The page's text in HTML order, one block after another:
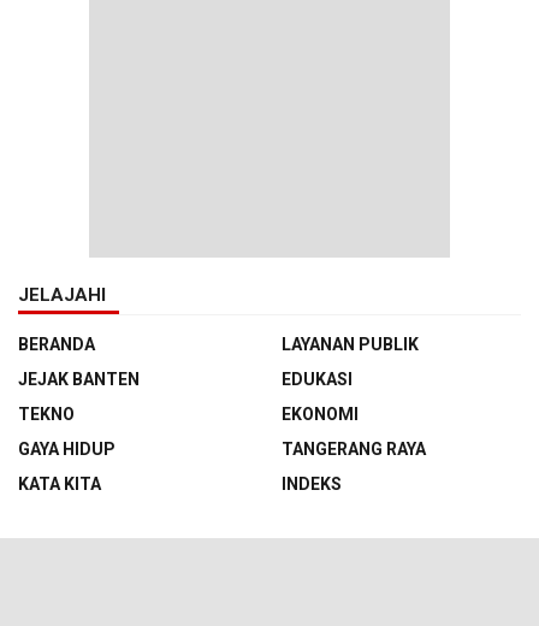
JELAJAHI
BERANDA
LAYANAN PUBLIK
JEJAK BANTEN
EDUKASI
TEKNO
EKONOMI
GAYA HIDUP
TANGERANG RAYA
KATA KITA
INDEKS